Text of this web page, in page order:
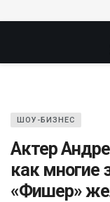
ШОУ-БИЗНЕС
Актер
как многие
«Фишер»